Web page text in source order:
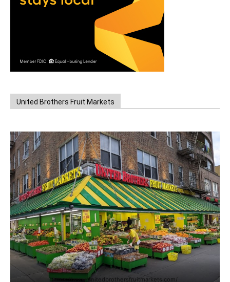
United Brothers Fruit Markets
https://www.unitedbrothersfruitmarkets.com/